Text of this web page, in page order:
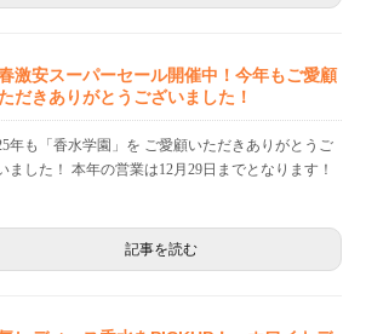
激安スーパーセール開催中！今年もご愛顧
だきありがとうございました！
年も「香水学園」を ご愛顧いただきありがとうご
ました！ 本年の営業は12月29日までとなります！
記事を読む